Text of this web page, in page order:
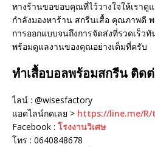
ทางร้านขอขอบคุณที่ไว้วางใจให้เรา
กำลังมองหาร้าน สกรีนเสื้อ คุณภาพดี
การออกแบบจนถึงการจัดส่งที่รวดเร็ว
พร้อมดูแลงานของคุณอย่างเต็มที่ครับ
ทำเสื้อบอลพร้อมสกรีน ติดต่
ไลน์ : @wisesfactory
แอดไลน์กดเลย > https://line.me/
Facebook : โรงงานวิเศษ
โทร : 0640848678